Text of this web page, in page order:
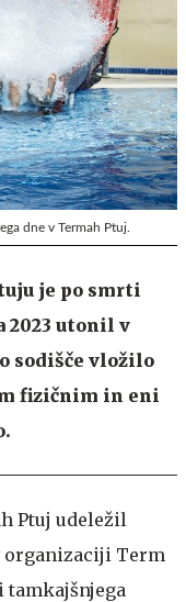
dne v Termah Ptuj.
je po smrti
2023 utonil v
sodišče vložilo
fizičnim in eni
Ptuj udeležil
organizaciji Term